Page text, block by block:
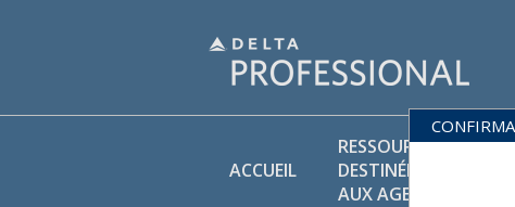
ACCUEIL
RESSOURCES
DESTINÉES
AUX AGENTS